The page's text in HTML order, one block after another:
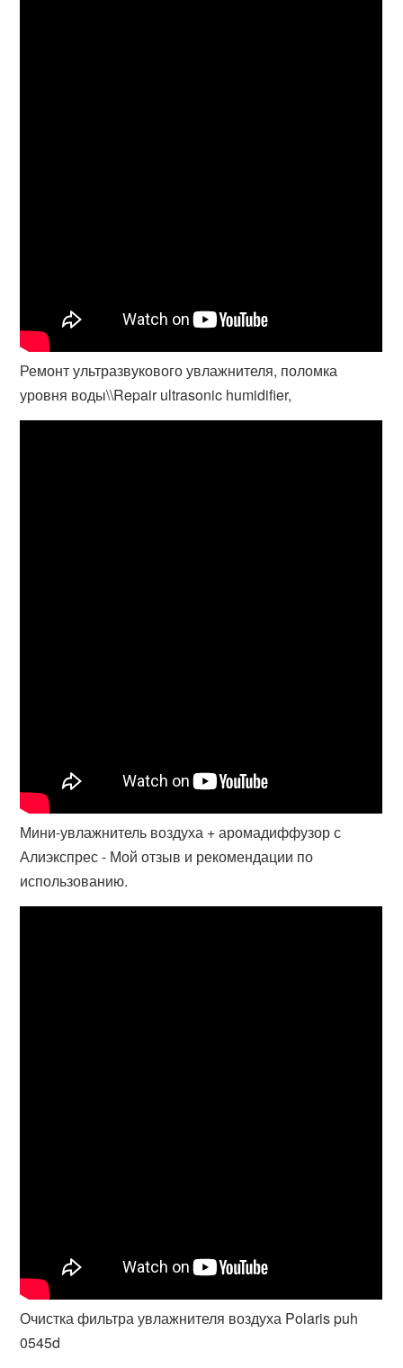
Ремонт ультразвукового увлажнителя, поломка
уровня воды\\Repair ultrasonic humidifier,
Мини-увлажнитель воздуха + аромадиффузор с
Алиэкспрес - Мой отзыв и рекомендации по
использованию.
Очистка фильтра увлажнителя воздуха Polaris puh
0545d